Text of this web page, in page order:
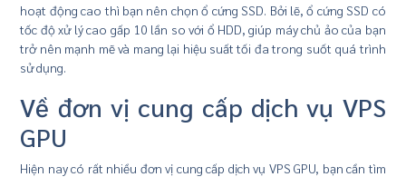
hoạt động cao thì bạn nên chọn ổ cứng SSD. Bởi lẽ, ổ cứng SSD có
tốc độ xử lý cao gấp 10 lần so với ổ HDD, giúp máy chủ ảo của bạn
trở nên mạnh mẽ và mang lại hiệu suất tối đa trong suốt quá trình
sử dụng.
Về đơn vị cung cấp dịch vụ VPS
GPU
Hiện nay có rất nhiều đơn vị cung cấp dịch vụ VPS GPU, bạn cần tìm